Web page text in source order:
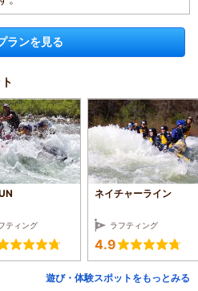
ランを見る
ティング
ネイチャーライン
ラフティング
4.9
遊び・体験スポットをもっとみる